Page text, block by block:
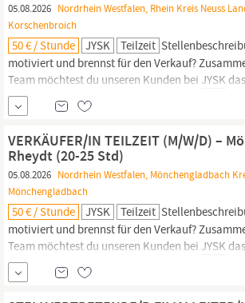
05.08.2026 Nordrhein Westfalen, Rhein Kreis Neuss
Korschenbroich
50 € / Stunde JYSK Teilzeit
motiviert und brennst für den Verkauf?
Team möchtest du unseren Kunden bei JYSK
Einkaufserlebnis bieten? Du magst Abwechslung
schnelllebiges Umfeld? Dann ist die Stelle als
perfekte Match für dich! WAS WIR DIR BIETEN
Ziel gesetzt, die...
VERKÄUFER/IN TEILZEIT (M/W/D) –
Rheydt (20-25 Std)
05.08.2026 Nordrhein Westfalen, Mönchengladbach
Mönchengladbach
50 € / Stunde JYSK Teilzeit
motiviert und brennst für den Verkauf?
Team möchtest du unseren Kunden bei JYSK
Einkaufserlebnis bieten? Du magst Abwechslung
schnelllebiges Umfeld? Dann ist die Stelle als
perfekte Match für dich! WAS WIR DIR BIETEN